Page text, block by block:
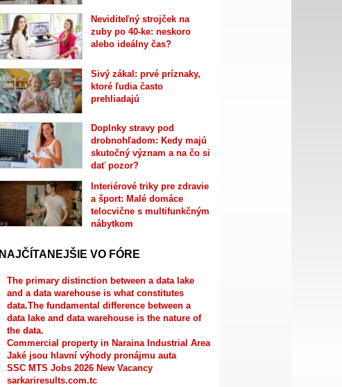
Neviditeľný strojček na
zuby po 40-ke: neskoro
alebo ideálny čas?
Sivý zákal: prvé príznaky,
ktoré ľudia často
prehliadajú
Doplnky stravy pod
drobnohľadom: Kedy majú
skutočný význam a na čo si
dať pozor?
Interiérové triky pre zdravie
a šport: Malé domáce
telocvične s multifunkčným
nábytkom
NAJČÍTANEJŠIE VO FÓRE
The primary distinction between a data lake
and a data warehouse is what constitutes
data.The fundamental difference between a
data lake and data warehouse is the nature of
the data.
Commercial property in Naraina Industrial Area
Jaké jsou hlavní výhody pronájmu auta
SSC MTS Jobs 2026 New Vacancy
sarkariresults.com.tc